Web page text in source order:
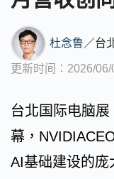
杜念鲁／台
更新时间：2026/
台北国际电脑
幕，
AI基础建设的庞